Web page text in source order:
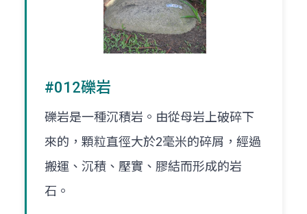
#012礫岩
礫岩是一種沉積岩。由從母岩上破碎下
來的，顆粒直徑大於2毫米的碎屑，經過
搬運、沉積、壓實、膠結而形成的岩
石。